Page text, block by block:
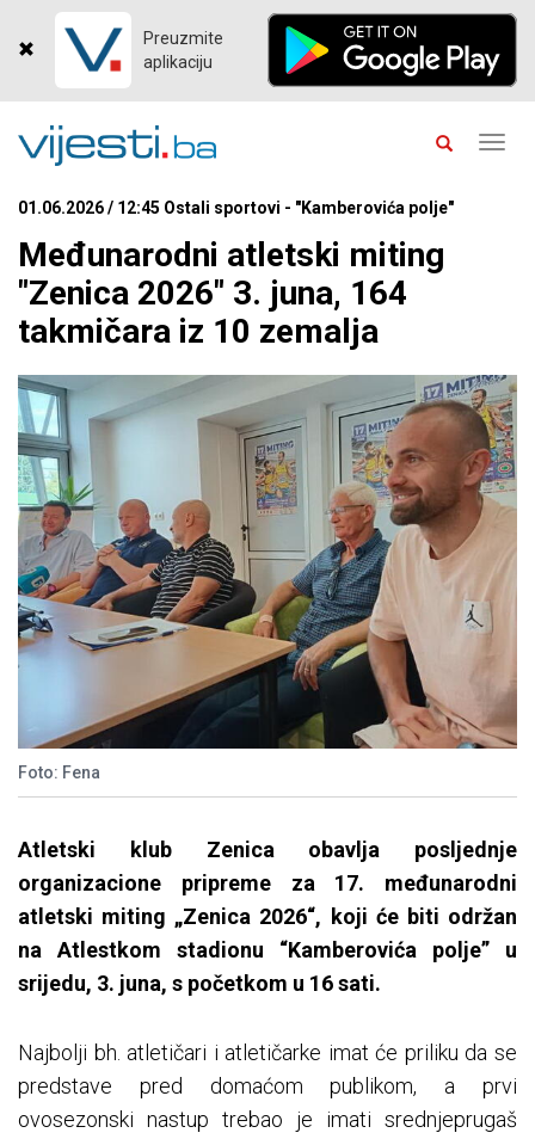
Preuzmite
aplikaciju
01.06.2026 / 12:45 Ostali sportovi - "Kamberovića polje"
Međunarodni atletski miting
"Zenica 2026" 3. juna, 164
takmičara iz 10 zemalja
Foto: Fena
Atletski klub Zenica obavlja posljednje
organizacione pripreme za 17. međunarodni
atletski miting „Zenica 2026“, koji će biti održan
na Atlestkom stadionu “Kamberovića polje” u
srijedu, 3. juna, s početkom u 16 sati.
Najbolji bh. atletičari i atletičarke imat će priliku da se
predstave pred domaćom publikom, a prvi
ovosezonski nastup trebao je imati srednjeprugaš